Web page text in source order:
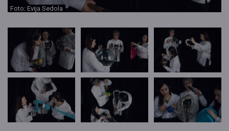
Foto: Evija Sedola